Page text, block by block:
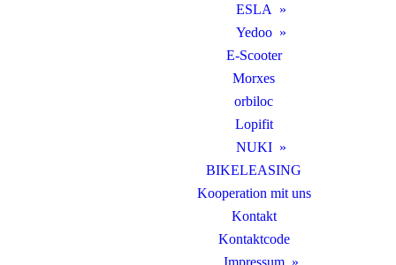
ESLA
Yedoo
E-Scooter
Morxes
orbiloc
Lopifit
NUKI
BIKELEASING
Kooperation mit uns
Kontakt
Kontaktcode
Impressum